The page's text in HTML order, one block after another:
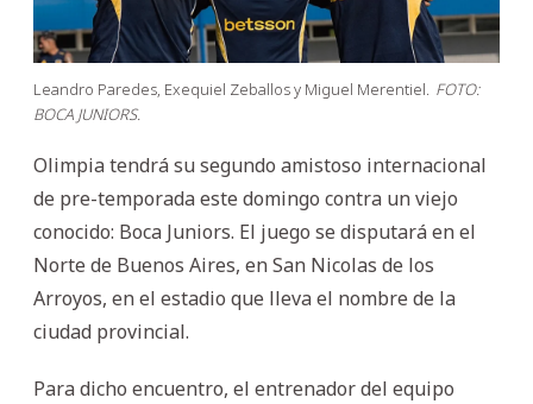
Leandro Paredes, Exequiel Zeballos y Miguel Merentiel. FOTO:
BOCA JUNIORS.
Olimpia tendrá su segundo amistoso internacional
de pre-temporada este domingo contra un viejo
conocido: Boca Juniors. El juego se disputará en el
Norte de Buenos Aires, en San Nicolas de los
Arroyos, en el estadio que lleva el nombre de la
ciudad provincial.
Para dicho encuentro, el entrenador del equipo